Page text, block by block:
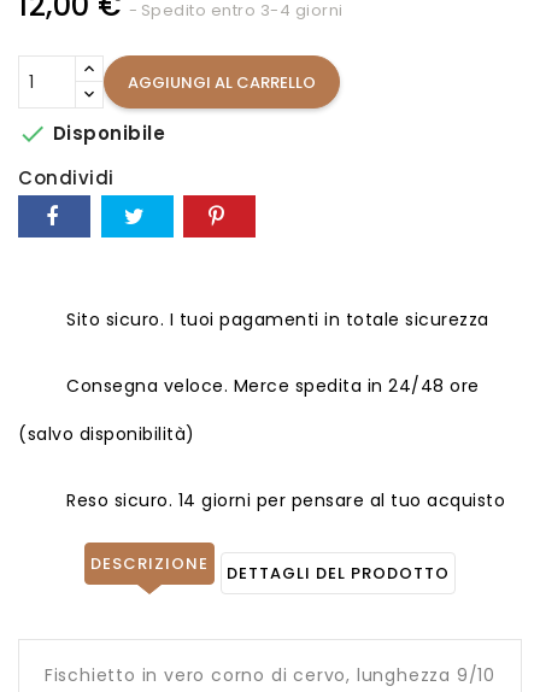
Spedito entro 3-4 giorni
AGGIUNGI AL CARRELLO
 Disponibile
Condividi
Sito sicuro. I tuoi pagamenti in totale sicurezza
Consegna veloce. Merce spedita in 24/48 ore
(salvo disponibilità)
Reso sicuro. 14 giorni per pensare al tuo acquisto
DESCRIZIONE DETTAGLI DEL PRODOTTO
Fischietto in vero corno di cervo, lunghezza 9/10